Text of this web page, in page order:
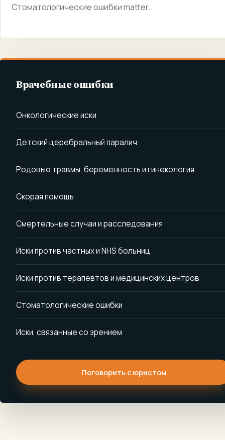
Стоматологические ошибки matter.
Врачебные ошибки
Онкологические иски
Детский церебральный паралич
Родовые травмы, беременность и гинекология
Скорая помощь
Смертельные случаи и расследования
Иски против частных и NHS больниц
Иски против терапевтов и медицинских центров
Стоматологические ошибки
Иски, связанные со зрением
Поговорить с юристом